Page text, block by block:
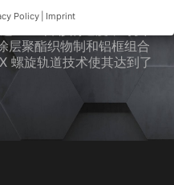
层聚酯织物制和铝框组合
螺旋轨道技术使其达到了
Policy Imprint
consent to optional
for permission.
us to improve this website
may be processed (e.g. IP
ads and content or ad